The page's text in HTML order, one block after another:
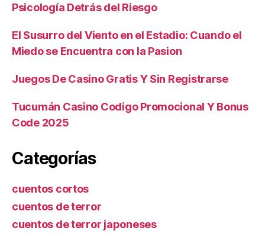
Psicología Detrás del Riesgo
El Susurro del Viento en el Estadio: Cuando el
Miedo se Encuentra con la Pasion
Juegos De Casino Gratis Y Sin Registrarse
Tucumán Casino Codigo Promocional Y Bonus
Code 2025
Categorías
cuentos cortos
cuentos de terror
cuentos de terror japoneses